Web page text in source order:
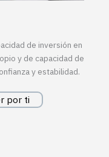
de inversión en
y de capacidad de
y estabilidad.
por ti